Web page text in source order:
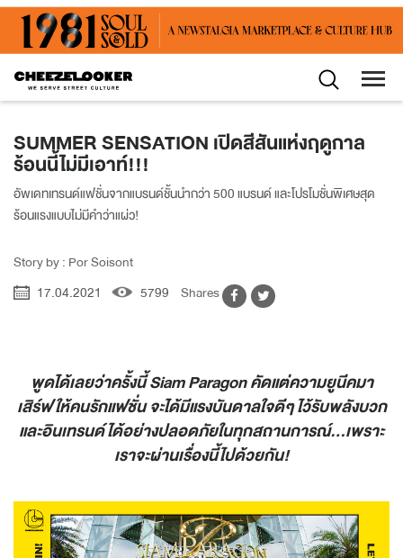
SUMMER SENSATION เปิดสีสันแห่งฤดูกาล
ร้อนนี้ไม่มีเอาท์!!!
อัพเดทเทรนด์แฟชั่นจากแบรนด์ชั้นนำกว่า 500 แบรนด์ และโปรโมชั่นพิเศษสุด
ร้อนแรงแบบไม่มีคำว่าแผ่ว!
Story by : Por Soisont
17.04.2021
5799 Shares
พูดได้เลยว่าครั้งนี้Siam Paragon คัดแต่ความยูนีคมา
เสิร์ฟให้คนรักแฟชั่น จะได้มีแรงบันดาลใจดีๆ ไว้รับพลังบวก
และอินเทรนด์ได้อย่างปลอดภัยในทุกสถานการณ์...เพราะ
เราจะผ่านเรื่องนี้ไปด้วยกัน!